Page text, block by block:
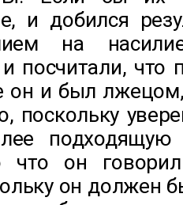
и добился
на
посчитали, что
он и был
поскольку
что он
он должен